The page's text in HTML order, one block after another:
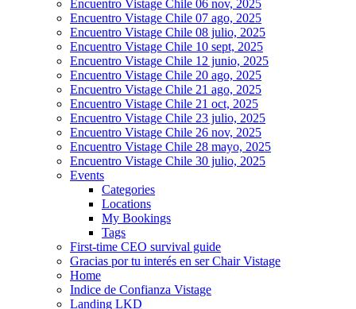
Encuentro Vistage Chile 06 nov, 2025
Encuentro Vistage Chile 07 ago, 2025
Encuentro Vistage Chile 08 julio, 2025
Encuentro Vistage Chile 10 sept, 2025
Encuentro Vistage Chile 12 junio, 2025
Encuentro Vistage Chile 20 ago, 2025
Encuentro Vistage Chile 21 ago, 2025
Encuentro Vistage Chile 21 oct, 2025
Encuentro Vistage Chile 23 julio, 2025
Encuentro Vistage Chile 26 nov, 2025
Encuentro Vistage Chile 28 mayo, 2025
Encuentro Vistage Chile 30 julio, 2025
Events
Categories
Locations
My Bookings
Tags
First-time CEO survival guide
Gracias por tu interés en ser Chair Vistage
Home
Indice de Confianza Vistage
Landing LKD